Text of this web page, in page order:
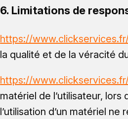
6. Limitations de
https://
la qualité et de la véracité
https://
matériel de l’utilisateur, lors
l’utilisation d’un matériel